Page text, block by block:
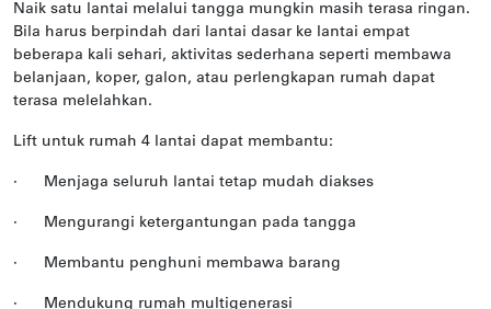
Naik satu lantai melalui tangga mungkin masih terasa ringan.
Bila harus berpindah dari lantai dasar ke lantai empat
beberapa kali sehari, aktivitas sederhana seperti membawa
belanjaan, koper, galon, atau perlengkapan rumah dapat
terasa melelahkan.
Lift untuk rumah 4 lantai dapat membantu:
· Menjaga seluruh lantai tetap mudah diakses
· Mengurangi ketergantungan pada tangga
· Membantu penghuni membawa barang
· Mendukung rumah multigenerasi